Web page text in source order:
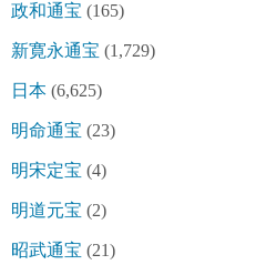
政和通宝 (165)
新寛永通宝 (1,729)
日本 (6,625)
明命通宝 (23)
明宋定宝 (4)
明道元宝 (2)
昭武通宝 (21)